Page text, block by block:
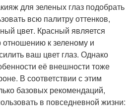
для зеленых глаз подобрать
всю палитру оттенков,
цвет. Красный является
к зеленому и
ваш цвет глаз. Однако
её внешности тоже
В соответствии с этим
базовых рекомендаций,
в повседневной жизни: